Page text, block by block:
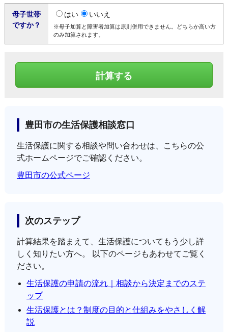
母子世帯
ですか？
はい いいえ
※母子加算と障害者加算は原則併用できません。どちらか高い方
のみ加算されます。
豊田市の生活保護相談窓口
生活保護に関する相談や問い合わせは、こちらの公
式ホームページでご確認ください。
豊田市の公式ページ
次のステップ
計算結果を踏まえて、生活保護についてもう少し詳
しく知りたい方へ。 以下のページもあわせてご覧く
ださい。
生活保護の申請の流れ｜相談から決定までのステ
ップ
生活保護とは？制度の目的と仕組みをやさしく解
説